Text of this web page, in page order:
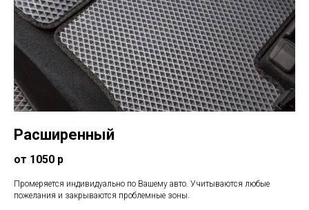
Расширенный
от 1050 р
Промеряется индивидуально по Вашему авто. Учитываются любые
пожелания и закрываются проблемные зоны.